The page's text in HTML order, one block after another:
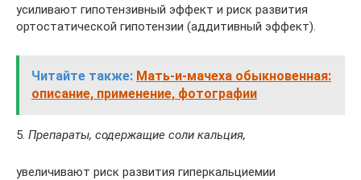
усиливают гипотензивный эффект и риск развития
ортостатической гипотензии (аддитивный эффект).
Читайте также: Мать-и-мачеха обыкновенная:
описание, применение, фотографии
5. Препараты, содержащие соли кальция,
увеличивают риск развития гиперкальциемии